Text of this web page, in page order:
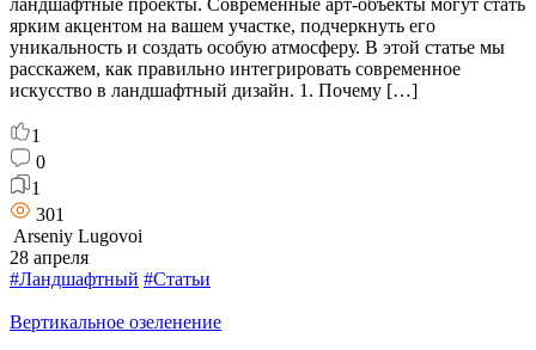
ярким акцентом на вашем участке, подчеркнуть его
уникальность и создать особую атмосферу. В этой статье мы
расскажем, как правильно интегрировать современное
искусство в ландшафтный дизайн. 1. Почему […]
1
0
1
301
Arseniy Lugovoi
28 апреля
#Ландшафтный #Статьи
Вертикальное озеленение